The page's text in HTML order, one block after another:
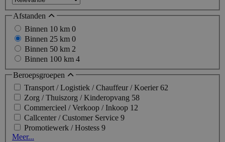
Afstanden
Binnen 10 km 0
Binnen 25 km 0
Binnen 50 km 2
Binnen 100 km 4
Beroepsgroepen
Transport / Logistiek / Chauffeur / Koerier62
Zorg / Thuiszorg / Kinderopvang 58
Commercieel / Verkoop / Inkoop 12
Callcenter / Customer Service 9
Promotiewerk / Hostess 9
Meer...